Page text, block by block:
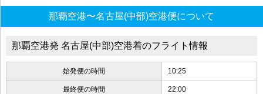
那覇空港〜名古屋(中部)空港便について
那覇空港発 名古屋(中部)空港着のフライト情報
始発便の時間 10:25
最終便の時間 22:00